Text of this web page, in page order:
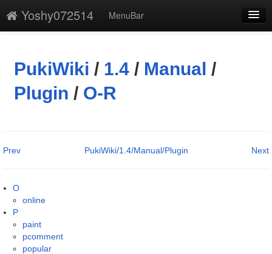
Yoshy072514
MenuBar
添付
凍結解除
PukiWiki / 1.4 / Manual /
Plugin / O-R
Prev Next
PukiWiki/1.4/Manual/Plugin
O
online
P
paint
pcomment
popular